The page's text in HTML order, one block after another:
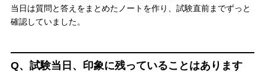
当日は質問と答えをまとめたノートを作り、試験直前までずっと
確認していました。
Q、試験当日、印象に残っていることはあります